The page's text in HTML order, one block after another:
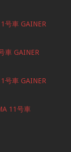
号車 GAINER
車 GAINER
号車 GAINER
11号車